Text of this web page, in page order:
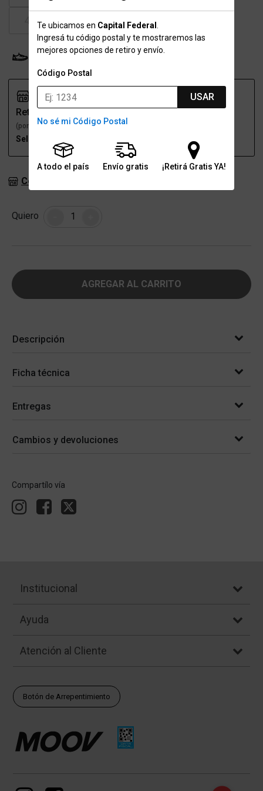
Te ubicamos en Capital Federal
Ingresá tu código postal y te mostraremos las
mejores opciones de retiro y envío.
Código Postal
USAR
No sé mi Código Postal
A todo el país Envío gratis ¡Retirá Gratis YA!
47.5
Probador Virtual Tabla de talles
Retiro
(por una sucursal)
Seleccioná talle
Envío
Seleccioná talle
Consultar stock en sucursales
Quiero Cantidad
AGREGAR AL CARRITO
Descripción
Ficha técnica
Entregas
Cambios y devoluciones
Compartílo vía
Institucional
Ayuda
Atención al Cliente
Botón de Arrepentimiento